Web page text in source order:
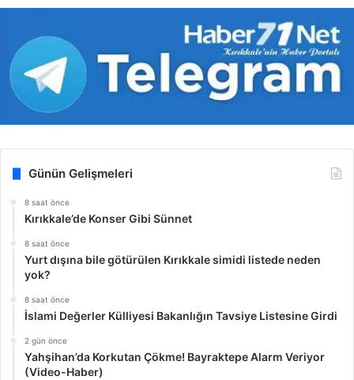
Günün Gelişmeleri
8 saat önce
Kırıkkale’de Konser Gibi Sünnet
8 saat önce
Yurt dışına bile götürülen Kırıkkale simidi listede neden
yok?
8 saat önce
İslami Değerler Külliyesi Bakanlığın Tavsiye Listesine Girdi
2 gün önce
Yahşihan’da Korkutan Çökme! Bayraktepe Alarm Veriyor
(Video-Haber)